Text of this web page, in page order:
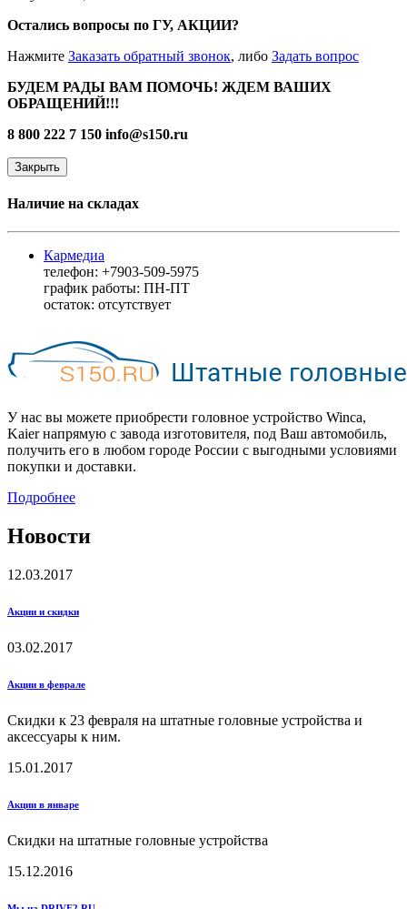
Остались вопросы по ГУ, АКЦИИ?
Нажмите Заказать обратный звонок, либо Задать вопрос
БУДЕМ РАДЫ ВАМ ПОМОЧЬ! ЖДЕМ ВАШИХ
ОБРАЩЕНИЙ!!!
8 800 222 7 150 info@s150.ru
Закрыть
Наличие на складах
Кармедиа
телефон: +7903-509-5975
график работы: ПН-ПТ
остаток: отсутствует
У нас вы можете приобрести головное устройство Winca,
Kaier напрямую с завода изготовителя, под Ваш автомобиль,
получить его в любом городе России с выгодными условиями
покупки и доставки.
Подробнее
Новости
12.03.2017
Акции и скидки
03.02.2017
Акции в феврале
Скидки к 23 февраля на штатные головные устройства и
аксессуары к ним.
15.01.2017
Акции в январе
Скидки на штатные головные устройства
15.12.2016